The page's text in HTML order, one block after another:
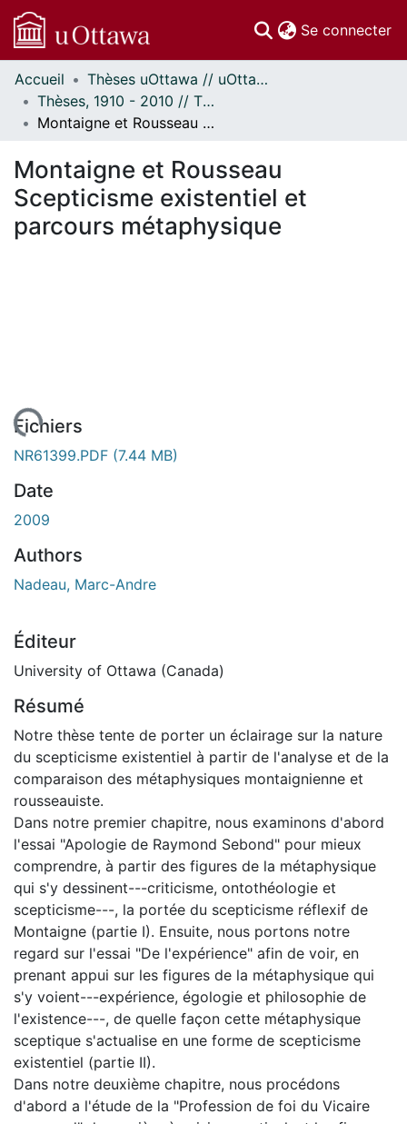
Se connecter
Communautés
et collections
Parcourir
À propos
Accueil
Thèses uOttawa // uOttawa Theses
Thèses, 1910 - 2010 // Theses, 1910 - 2010
Montaigne et Rousseau Scepticisme existentiel et parcours métaphysique
Montaigne et Rousseau
Scepticisme existentiel et
parcours métaphysique
Fichiers
NR61399.PDF (7.44 MB)
Date
2009
Authors
Nadeau, Marc-Andre
Éditeur
University of Ottawa (Canada)
Résumé
Notre thèse tente de porter un éclairage sur la nature
du scepticisme existentiel à partir de l'analyse et de la
comparaison des métaphysiques montaignienne et
rousseauiste.
Dans notre premier chapitre, nous examinons d'abord
l'essai "Apologie de Raymond Sebond" pour mieux
comprendre, à partir des figures de la métaphysique
qui s'y dessinent---criticisme, ontothéologie et
scepticisme---, la portée du scepticisme réflexif de
Montaigne (partie I). Ensuite, nous portons notre
regard sur l'essai "De l'expérience" afin de voir, en
prenant appui sur les figures de la métaphysique qui
s'y voient---expérience, égologie et philosophie de
l'existence---, de quelle façon cette métaphysique
sceptique s'actualise en une forme de scepticisme
existentiel (partie II).
Dans notre deuxième chapitre, nous procédons
d'abord a l'étude de la "Profession de foi du Vicaire